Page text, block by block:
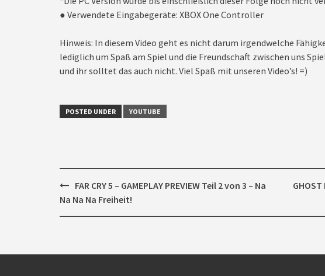
● Verwendete Eingabegeräte: XBOX One Controller
Hinweis: In diesem Video geht es nicht darum irgendwelche
lediglich um Spaß am Spiel und die Freundschaft zwischen uns
und ihr solltet das auch nicht. Viel Spaß mit unseren Video’s! =)
POSTED UNDER YOUTUBE
Post
navigation
FAR CRY 5 – GAMEPLAY PREVIEW Teil 2 von 3 – Na
Na Na Na Freiheit!
GHOST